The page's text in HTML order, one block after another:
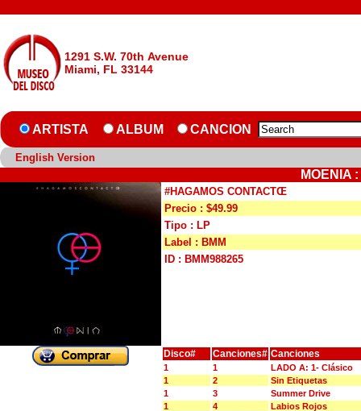
1291 S.W. 70th Avenue
Miami, FL 33144
ARTISTA ALBUM CANCION
English Version
MOENIA
#HAGAMOS CONTACTŒ
Precio : $49.99
Tipo : LP
Label : BMM
ID : BMM988265
Disco# Canciones# Canciones
1 1
LADO A: 1- Clásico
1
2
Sin Etiquetas
1
3
Summer Drive
1
4 Labios Rojos